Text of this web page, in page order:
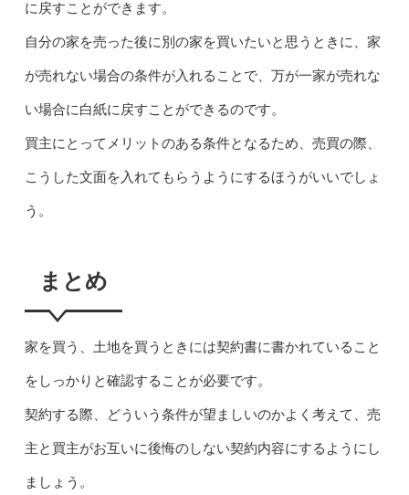
に戻すことができます。
自分の家を売った後に別の家を買いたいと思うときに、家
が売れない場合の条件が入れることで、万が一家が売れな
い場合に白紙に戻すことができるのです。
買主にとってメリットのある条件となるため、売買の際、
こうした文面を入れてもらうようにするほうがいいでしょ
う。
まとめ
家を買う、土地を買うときには契約書に書かれていること
をしっかりと確認することが必要です。
契約する際、どういう条件が望ましいのかよく考えて、売
主と買主がお互いに後悔のしない契約内容にするようにし
ましょう。